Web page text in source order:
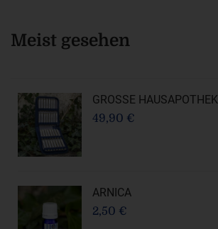
Meist gesehen
GROSSE HAUSAPOTHEKE
49,90 €
ARNICA
2,50 €